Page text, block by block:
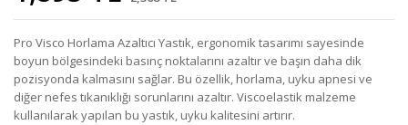
Pro Visco Horlama Azaltıcı Yastık, ergonomik tasarımı sayesinde
boyun bölgesindeki basınç noktalarını azaltır ve başın daha dik
pozisyonda kalmasını sağlar. Bu özellik, horlama, uyku apnesi ve
diğer nefes tıkanıklığı sorunlarını azaltır. Viscoelastik malzeme
kullanılarak yapılan bu yastık, uyku kalitesini artırır.